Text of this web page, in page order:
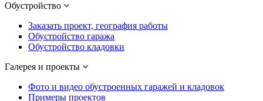
Обустройство
Заказать проект, география работы
Обустройство гаража
Обустройство кладовки
Галерея и проекты
Фото и видео обустроенных гаражей и кладовок
Примеры проектов